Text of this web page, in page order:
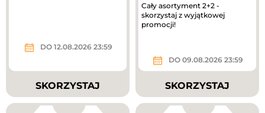
DO 12.08.2026 23:59
SKORZYSTAJ
Cały asortyment 2+2 -
skorzystaj z wyjątkowej
promocji!
DO 09.08.2026 23:59
SKORZYSTAJ